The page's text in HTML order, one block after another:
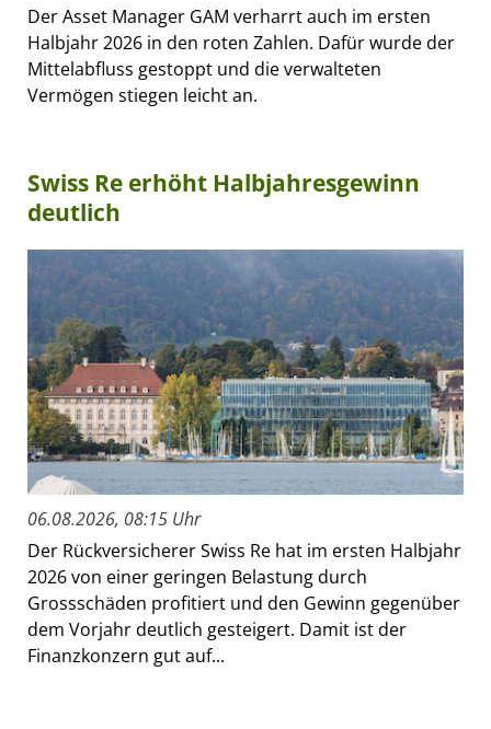
Der Asset Manager GAM verharrt auch im ersten
Halbjahr 2026 in den roten Zahlen. Dafür wurde der
Mittelabfluss gestoppt und die verwalteten
Vermögen stiegen leicht an.
Swiss Re erhöht Halbjahresgewinn
deutlich
06.08.2026, 08:15 Uhr
Der Rückversicherer Swiss Re hat im ersten Halbjahr
2026 von einer geringen Belastung durch
Grossschäden profitiert und den Gewinn gegenüber
dem Vorjahr deutlich gesteigert. Damit ist der
Finanzkonzern gut auf...